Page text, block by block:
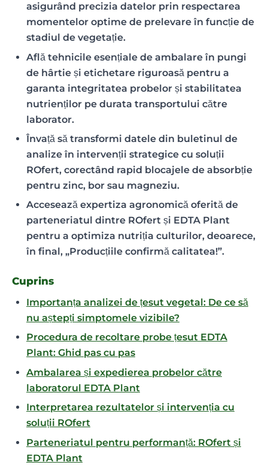
asigurând precizia datelor prin respectarea
momentelor optime de prelevare în funcție de
stadiul de vegetație.
Află tehnicile esențiale de ambalare în pungi
de hârtie și etichetare riguroasă pentru a
garanta integritatea probelor și stabilitatea
nutrienților pe durata transportului către
laborator.
Învață să transformi datele din buletinul de
analize în intervenții strategice cu soluții
ROfert, corectând rapid blocajele de absorbție
pentru zinc, bor sau magneziu.
Accesează expertiza agronomică oferită de
parteneriatul dintre ROfert și EDTA Plant
pentru a optimiza nutriția culturilor, deoarece,
în final, „Producțiile confirmă calitatea!”.
Cuprins
Importanța analizei de țesut vegetal: De ce să
nu aștepți simptomele vizibile?
Procedura de recoltare probe țesut EDTA
Plant: Ghid pas cu pas
Ambalarea și expedierea probelor către
laboratorul EDTA Plant
Interpretarea rezultatelor și intervenția cu
soluții ROfert
Parteneriatul pentru performanță: ROfert și
EDTA Plant